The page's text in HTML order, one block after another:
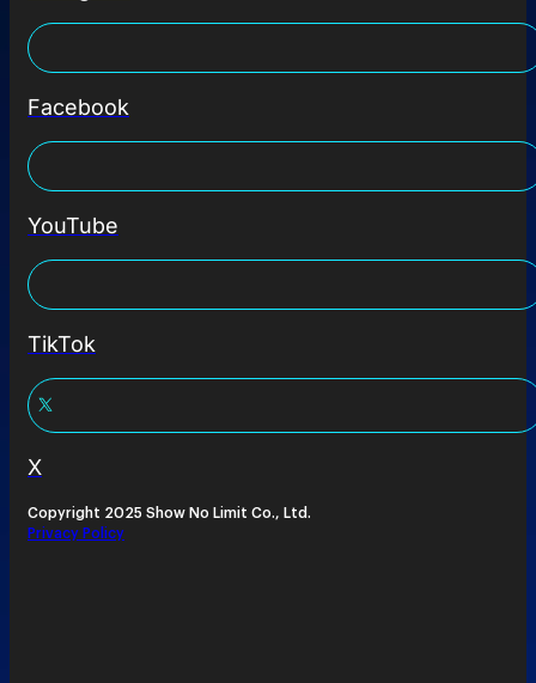
Facebook
YouTube
TikTok
X
Copyright 2025 Show No Limit Co., Ltd.
Privacy Policy